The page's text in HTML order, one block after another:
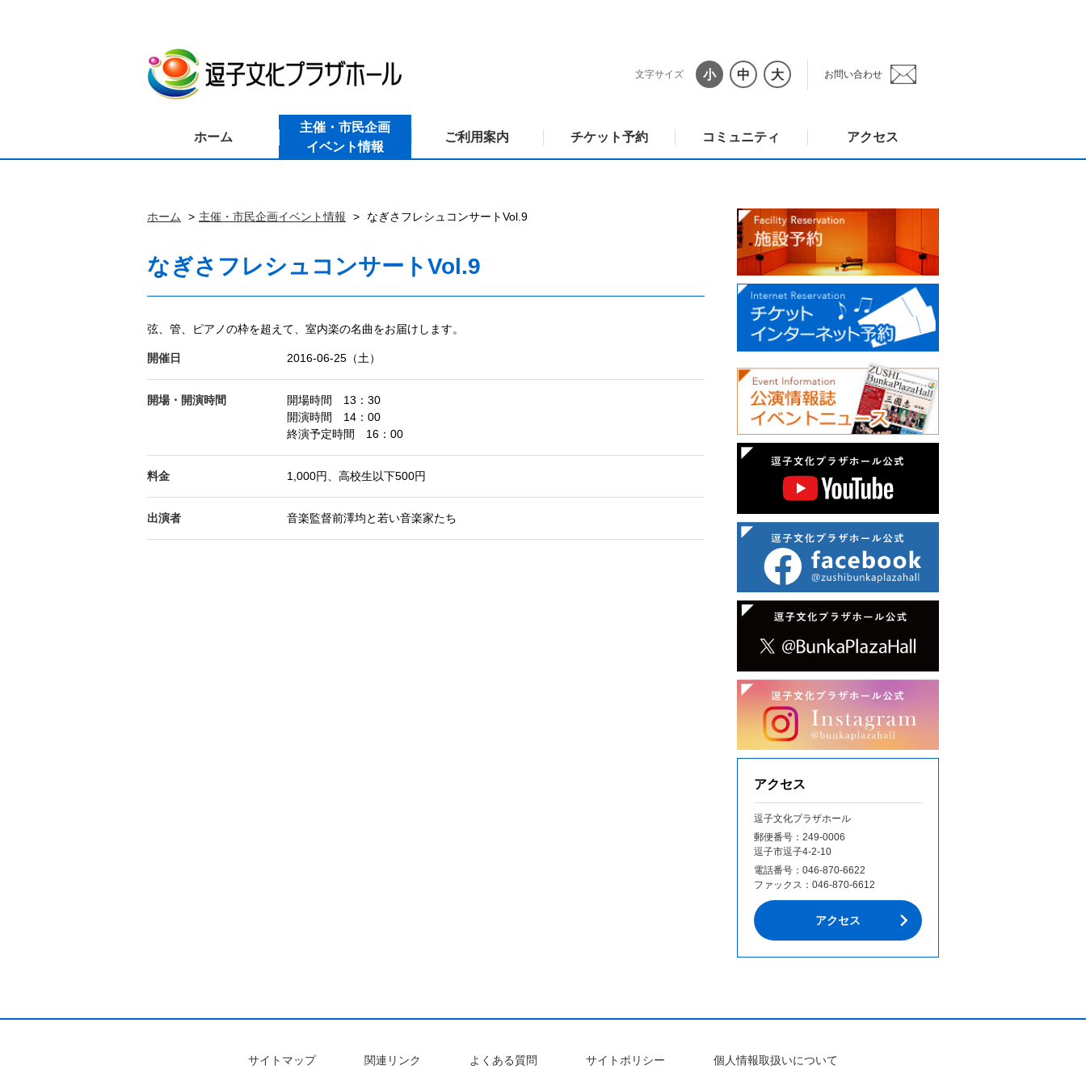
文字サイズ 小 中 大 お問い合わせ
ホーム
主催・市民企画
イベント情報
ご利用案内 チケット予約 コミュニティ アクセス
ホーム 主催・市民企画イベント情報 なぎさフレシュコンサートVol.9
なぎさフレシュコンサートVol.9
弦、管、ピアノの枠を超えて、室内楽の名曲をお届けします。
開催日 2016-06-25（土）
開場・開演時間
開場時間 13：30
開演時間 14：00
終演予定時間 16：00
料金 1,000円、高校生以下500円
出演者 音楽監督前澤均と若い音楽家たち
アクセス
逗子文化プラザホール
郵便番号：249‐0006
逗子市逗子4-2-10
電話番号： 046-870-6622
ファックス： 046-870-6612
アクセス
サイトマップ 関連リンク よくある質問 サイトポリシー 個人情報取扱いについて